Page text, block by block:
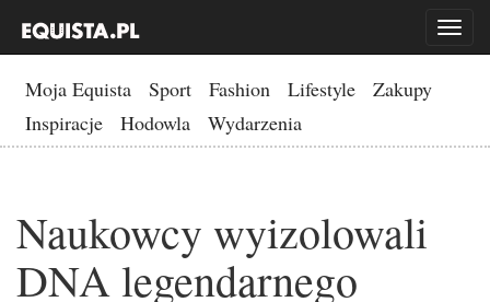
Toggle
Moja Equista Sport Fashion Lifestyle
Zakupy
Inspiracje
Hodowla Wydarzenia
Naukowcy wyizolowali
DNA legendarnego